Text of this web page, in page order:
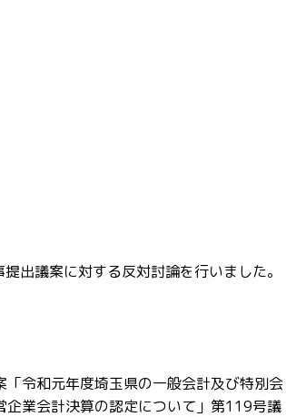
出議案に対する反対討論を行いました。
令和元年度埼玉県の一般会計及び特別会
業会計決算の認定について」第119号議